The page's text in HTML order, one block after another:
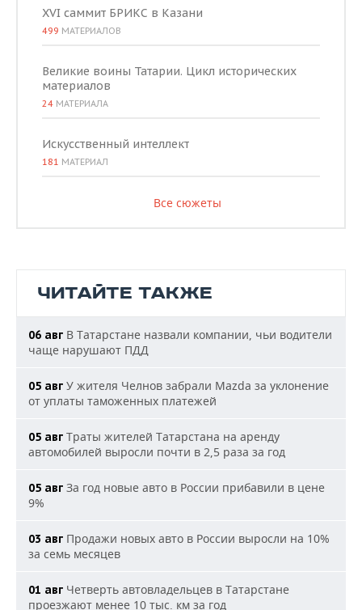
XVI саммит БРИКС в Казани
499 МАТЕРИАЛОВ
Великие воины Татарии. Цикл исторических
материалов
24 МАТЕРИАЛА
Искусственный интеллект
181 МАТЕРИАЛ
Все сюжеты
ЧИТАЙТЕ ТАКЖЕ
06 авг В Татарстане назвали компании, чьи водители
чаще нарушают ПДД
05 авг У жителя Челнов забрали Mazda за уклонение
от уплаты таможенных платежей
05 авг Траты жителей Татарстана на аренду
автомобилей выросли почти в 2,5 раза за год
05 авг За год новые авто в России прибавили в цене
9%
03 авг Продажи новых авто в России выросли на 10%
за семь месяцев
01 авг Четверть автовладельцев в Татарстане
проезжают менее 10 тыс. км за год